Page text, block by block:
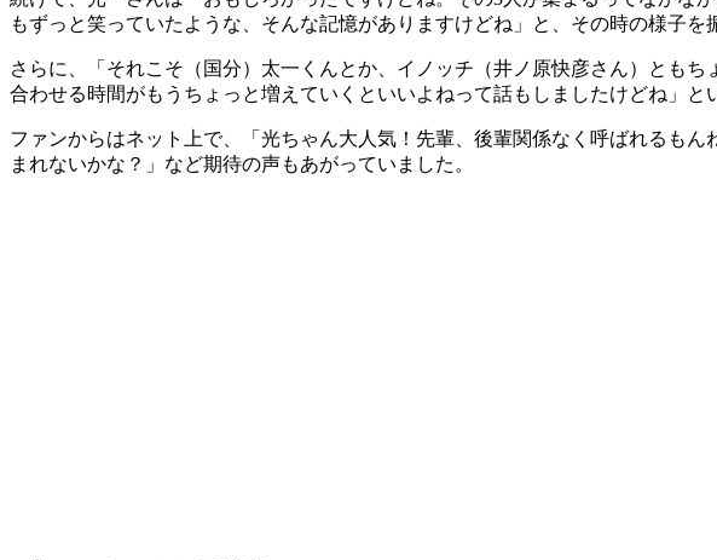
もずっと笑っていたような、そんな記憶がありますけどね」と、その時の様子を
さらに、「それこそ（国分）太一くんとか、イノッチ（井ノ原快彦さん）とも
合わせる時間がもうちょっと増えていくといいよねって話もしましたけどね」と
ファンからはネット上で、「光ちゃん大人気！先輩、後輩関係なく呼ばれるも
まれないかな？」など期待の声もあがっていました。